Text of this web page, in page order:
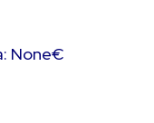
None€